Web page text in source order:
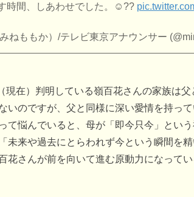
時間、しあわせでした。☺️??
ねももか）/テレビ東京アナウンサー
現在）判明している嶺百花さんの家族は
いのですが、父と同様に深い愛情を持っ
て悩んでいると、母が「即今只今」とい
未来や過去にとらわれず今という瞬間を
花さんが前を向いて進む原動力になってい